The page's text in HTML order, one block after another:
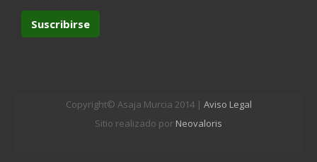
Copyright© Asaja Murcia 2014 | Aviso Legal
Sitio realizado por Neovaloris